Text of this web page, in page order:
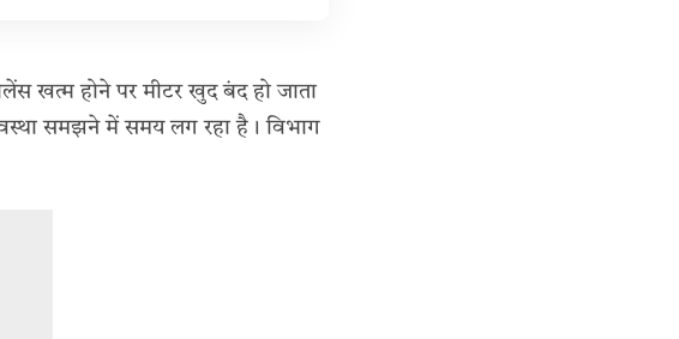
खत्म होने पर मीटर खुद बंद हो जाता
समझने में समय लग रहा है। विभाग